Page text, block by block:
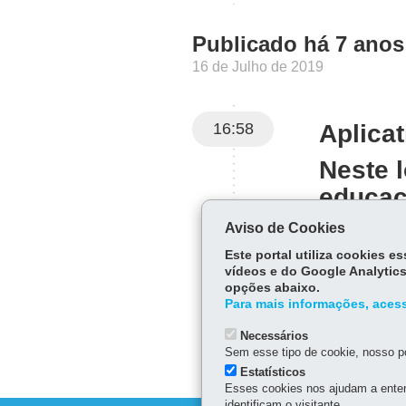
Publicado há 7 anos
16 de Julho de 2019
16:58
Neste
Aviso de Cookies
Este portal utiliza cookies
vídeos e do Google
opções abaixo.
Para mais informações,
Necessários
Sem esse tipo de cookie, nosso
Estatísticos
Esses cookies nos ajudam a